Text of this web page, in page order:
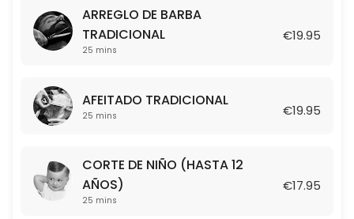
25 min · EUR19.95
TINTE BARBA
50 min · EUR21.95
TINTE CABELLO
COMBO: CORTE + AFEITADO
50 min · EUR39.95
ARREGLO DE BARBA
TRADICIONAL
25 mins
€19.95
AFEITADO TRADICIONAL
25 mins €19.95
CORTE DE NIÑO (HASTA 12
AÑOS)
25 mins
€17.95